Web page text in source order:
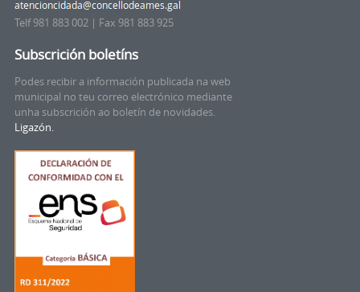
Telf 981 883 002 | Fax 981 883 925
Subscrición boletíns
Podes recibir a información publicada na web
municipal no teu correo electrónico mediante
unha subscrición ao boletín de novidades.
Ligazón.